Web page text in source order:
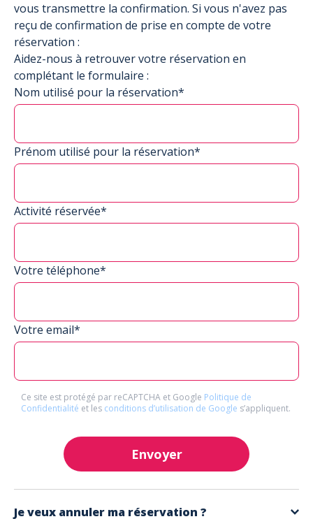
vous transmettre la confirmation. Si vous n'avez pas
reçu de confirmation de prise en compte de votre
réservation :
Aidez-nous à retrouver votre réservation en
complétant le formulaire :
Nom utilisé pour la réservation*
Prénom utilisé pour la réservation*
Activité réservée*
Votre téléphone*
Votre email*
Ce site est protégé par reCAPTCHA et Google Politique de
Confidentialité et les conditions d’utilisation de Google s’appliquent.
Envoyer
Je veux annuler ma réservation ?